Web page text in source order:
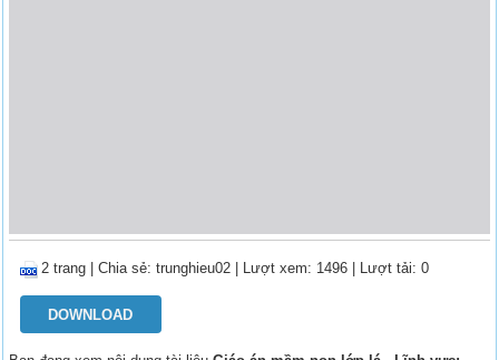
2 trang |Chia sẻ:trunghieu02 | Lượt xem: 1496 | Lượt tải: 0
DOWNLOAD